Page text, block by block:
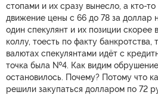
стопами и их сразу вынесло, а кто-то
движение цены с 66 до 78 за доллар
один спекулянт и их позиции
коллу, тоесть по факту банкротства,
валютах спекулянтами идёт с
точка была №4. Как видим
остановилось. Почему? Потому что
решили закупаться долларом по 72